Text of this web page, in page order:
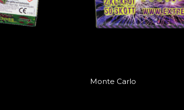
Monte Carlo